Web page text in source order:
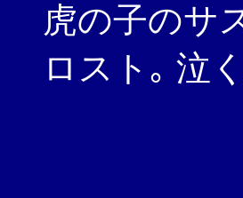
虎の子のサ
ロスト｡ 泣